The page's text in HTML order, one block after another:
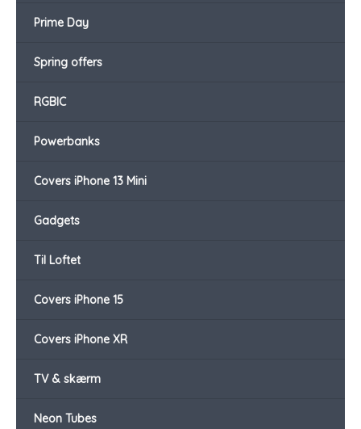
Prime Day
Spring offers
RGBIC
Powerbanks
Covers iPhone 13 Mini
Gadgets
Til Loftet
Covers iPhone 15
Covers iPhone XR
TV & skærm
Neon Tubes